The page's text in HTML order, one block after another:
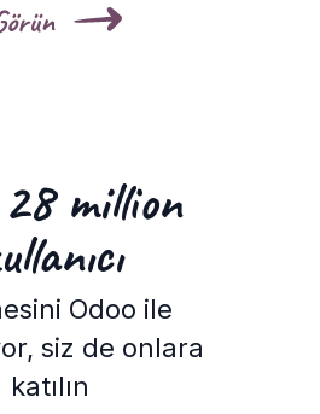
million
Odoo ile
siz de onlara
katılın